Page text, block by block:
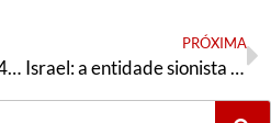
Orientação Militante N°418 (27 de março de 2024)
PRÓXIMA
Israel: a entidade sionista esta abalada